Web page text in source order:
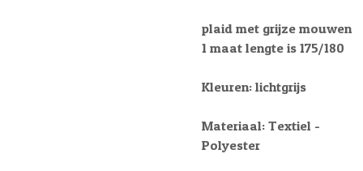
plaid met grijze mouwen
1 maat lengte is 175/180
Kleuren: lichtgrijs
Materiaal: Textiel -
Polyester